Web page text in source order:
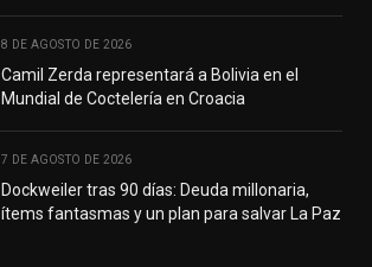
8 DE AGOSTO DE 2026
Camil Zerda representará a Bolivia en el
Mundial de Coctelería en Croacia
7 DE AGOSTO DE 2026
Dockweiler tras 90 días: Deuda millonaria,
ítems fantasmas y un plan para salvar La Paz